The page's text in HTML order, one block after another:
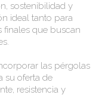
sostenibilidad y
ideal tanto para
finales que buscan
las pérgolas
su oferta de
resistencia y